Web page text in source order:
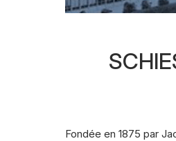
Fondée en 1875 par